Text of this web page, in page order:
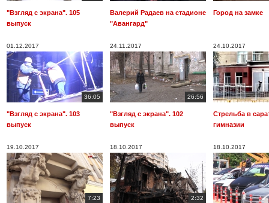
"Взгляд с экрана". 105
выпуск
Валерий Радаев на стадионе
"Авангард"
Город на замке
01.12.2017
36:05
"Взгляд с экрана". 103
выпуск
24.11.2017
26:56
"Взгляд с экрана". 102
выпуск
24.10.2017
Стрельба в
гимназии
19.10.2017
7:23
18.10.2017
2:32
18.10.2017